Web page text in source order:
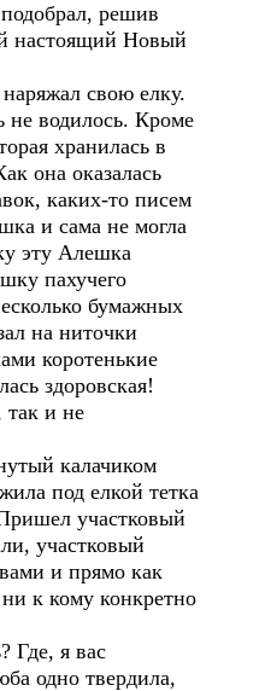
решив
настоящий Новый
свою елку.
не водилось. Кроме
хранилась в
она оказалась
каких-то писем
и сама не могла
эту Алешка
пахучего
бумажных
на ниточки
коротенькие
здоровская!
и не
калачиком
под елкой тетка
участковый
участковый
и прямо как
к кому конкретно
Где, я вас
одно твердила,